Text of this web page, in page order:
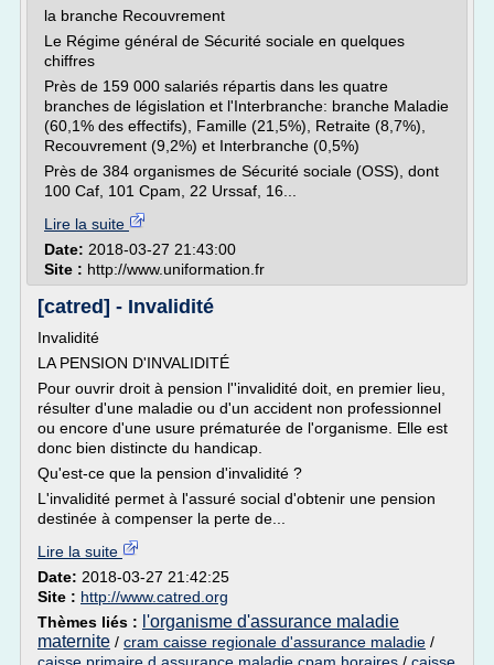
la branche Recouvrement
Le Régime général de Sécurité sociale en quelques
chiffres
Près de 159 000 salariés répartis dans les quatre
branches de législation et l'Interbranche: branche Maladie
(60,1% des effectifs), Famille (21,5%), Retraite (8,7%),
Recouvrement (9,2%) et Interbranche (0,5%)
Près de 384 organismes de Sécurité sociale (OSS), dont
100 Caf, 101 Cpam, 22 Urssaf, 16...
Lire la suite
Date: 2018-03-27 21:43:00
Site : http://www.uniformation.fr
[catred] - Invalidité
Invalidité
LA PENSION D'INVALIDITÉ
Pour ouvrir droit à pension l''invalidité doit, en premier lieu,
résulter d'une maladie ou d'un accident non professionnel
ou encore d'une usure prématurée de l'organisme. Elle est
donc bien distincte du handicap.
Qu'est-ce que la pension d'invalidité ?
L'invalidité permet à l'assuré social d'obtenir une pension
destinée à compenser la perte de...
Lire la suite
Date: 2018-03-27 21:42:25
Site : http://www.catred.org
Thèmes liés : l'organisme d'assurance maladie
maternite / cram caisse regionale d'assurance maladie /